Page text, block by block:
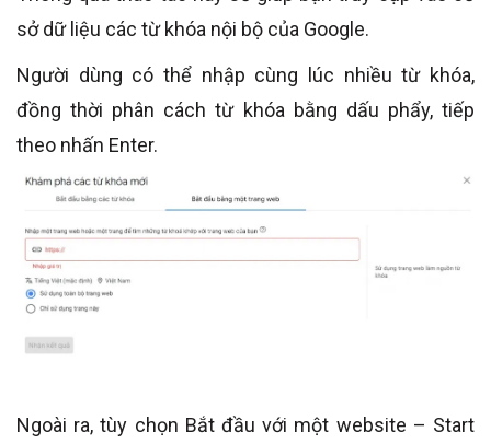
sở dữ liệu các từ khóa nội bộ của Google.
Người dùng có thể nhập cùng lúc nhiều từ khóa,
đồng thời phân cách từ khóa bằng dấu phẩy, tiếp
theo nhấn Enter.
Ngoài ra, tùy chọn Bắt đầu với một website – Start